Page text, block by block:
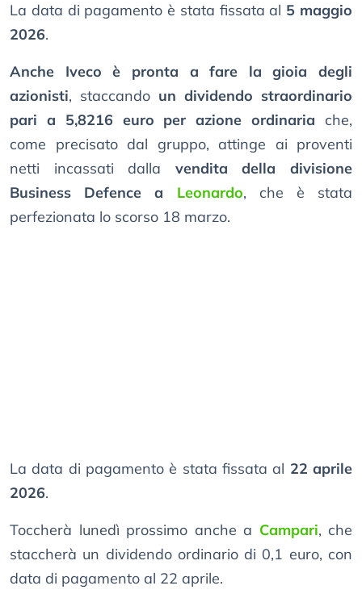
La data di pagamento è stata fissata al 5 maggio
2026.
Anche Iveco è pronta a fare la gioia degli
azionisti, staccando un dividendo straordinario
pari a 5,8216 euro per azione ordinaria che,
come precisato dal gruppo, attinge ai proventi
netti incassati dalla vendita della divisione
Business Defence a Leonardo, che è stata
perfezionata lo scorso 18 marzo.
La data di pagamento è stata fissata al 22 aprile
2026.
Toccherà lunedì prossimo anche a Campari, che
staccherà un dividendo ordinario di 0,1 euro, con
data di pagamento al 22 aprile.